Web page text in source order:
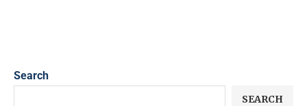
Search
SEARCH